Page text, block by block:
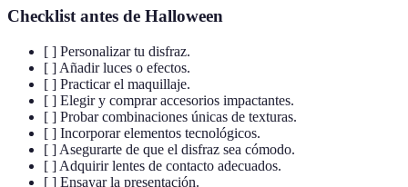
Checklist antes de Halloween
[ ] Personalizar tu disfraz.
[ ] Añadir luces o efectos.
[ ] Practicar el maquillaje.
[ ] Elegir y comprar accesorios impactantes.
[ ] Probar combinaciones únicas de texturas.
[ ] Incorporar elementos tecnológicos.
[ ] Asegurarte de que el disfraz sea cómodo.
[ ] Adquirir lentes de contacto adecuados.
[ ] Ensayar la presentación.